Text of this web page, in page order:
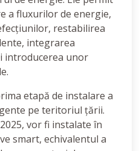
a fluxurilor de energie,
restabilirea
integrarea
introducerea unor
etapă de instalare a
pe teritoriul țării.
vor fi instalate în
smart, echivalentul a